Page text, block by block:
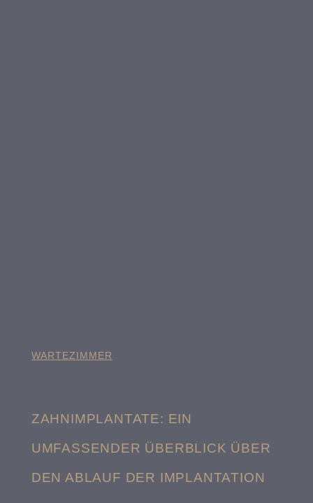
WARTEZIMMER
ZAHNIMPLANTATE: EIN
UMFASSENDER ÜBERBLICK ÜBER
DEN ABLAUF DER IMPLANTATION